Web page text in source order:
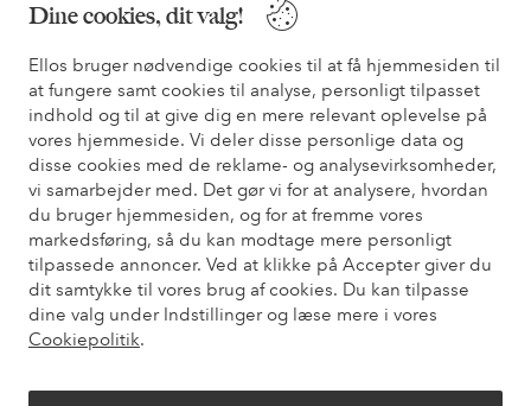
Dine cookies, dit valg!
Ellos bruger nødvendige cookies til at få hjemmesiden til
at fungere samt cookies til analyse, personligt tilpasset
indhold og til at give dig en mere relevant oplevelse på
vores hjemmeside. Vi deler disse personlige data og
disse cookies med de reklame- og analysevirksomheder,
vi samarbejder med. Det gør vi for at analysere, hvordan
du bruger hjemmesiden, og for at fremme vores
markedsføring, så du kan modtage mere personligt
tilpassede annoncer. Ved at klikke på Accepter giver du
dit samtykke til vores brug af cookies. Du kan tilpasse
dine valg under Indstillinger og læse mere i vores
Cookiepolitik.
* Se tilbudsbetingelser ved registrering
Har du brug for hjælp?
Du kan finde svar på de oftest stillede spørgsmål i vores FAQ.
Du kan også finde oplysninger om, hvordan du kontakter os.
Kundeservice Bestilling Betalingsmåde
Mine sider
Om Ellos